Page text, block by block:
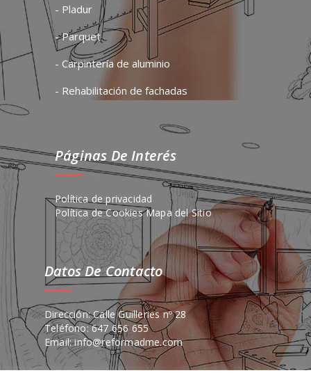
- Pladur
- Parquet
- Carpintería de aluminio
- Rehabilitación de fachadas
Páginas De Interés
Política de privacidad
Política de Cookies Mapa del Sitio
Datos De Contacto
Dirección: Calle Guilleries nº 28
Teléfono: 647 656 655
Email: info@reformadme.com